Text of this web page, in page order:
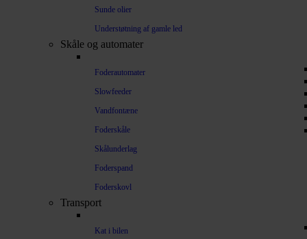
Sunde olier
Understøtning af gamle led
Skåle og automater
Foderautomater
Slowfeeder
Vandfontæne
Foderskåle
Skålunderlag
Foderspand
Foderskovl
Transport
Kat i bilen